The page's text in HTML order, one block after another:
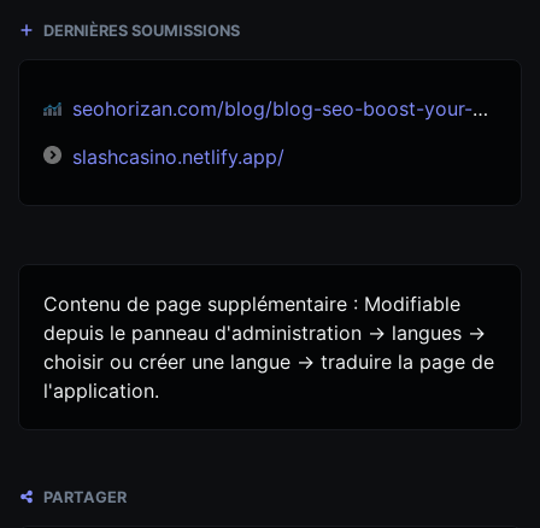
DERNIÈRES SOUMISSIONS
seohorizan.com/blog/blog-seo-boost-your-site-s-visibility-seo-experts
slashcasino.netlify.app/
Contenu de page supplémentaire : Modifiable
depuis le panneau d'administration -> langues ->
choisir ou créer une langue -> traduire la page de
l'application.
PARTAGER